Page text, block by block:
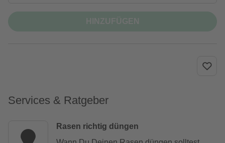
Services & Ratgeber
Rasen richtig düngen